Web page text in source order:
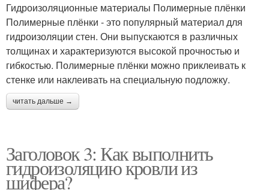
Гидроизоляционные материалы Полимерные плёнки
Полимерные плёнки - это популярный материал для
гидроизоляции стен. Они выпускаются в различных
толщинах и характеризуются высокой прочностью и
гибкостью. Полимерные плёнки можно приклеивать к
стенке или наклеивать на специальную подложку.
читать дальше →
Заголовок 3: Как выполнить
гидроизоляцию кровли из
шифера?